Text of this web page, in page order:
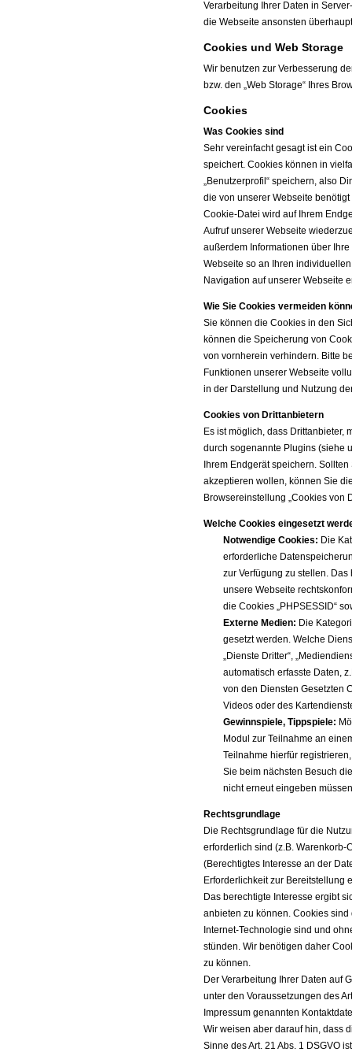
Verarbeitung Ihrer Daten in
die Webseite ansonsten
Cookies und Web Storage
Wir benutzen zur Verbesserung
bzw. den „Web Storage“ Ihres
Cookies
Was Cookies sind
Sehr vereinfacht gesagt ist ein
speichert. Cookies können in
„Benutzerprofil“ speichern, also
die von unserer Webseite
Cookie-Datei wird auf Ihrem
Aufruf unserer Webseite
außerdem Informationen über
Webseite so an Ihren
Navigation auf unserer Webseite
Wie Sie Cookies vermeiden
Sie können die Cookies in den
können die Speicherung von
von vornherein verhindern. Bitte
Funktionen unserer Webseite
in der Darstellung und Nutzung
Cookies von Drittanbietern
Es ist möglich, dass Drittanbieter,
durch sogenannte Plugins (siehe
Ihrem Endgerät speichern.
akzeptieren wollen, können Sie
Browsereinstellung „Cookies von
Welche Cookies eingesetzt
Notwendige Cookies: Die
erforderliche
zur Verfügung zu stellen.
unsere Webseite
die Cookies „PHPSESSID“
Externe Medien: Die
gesetzt werden. Welche
„Dienste Dritter“,
automatisch erfasste Daten,
von den Diensten Gesetzten
Videos oder des
Gewinnspiele, Tippspiele:
Modul zur Teilnahme an
Teilnahme hierfür
Sie beim nächsten Besuch
nicht erneut eingeben
Rechtsgrundlage
Die Rechtsgrundlage für die
erforderlich sind (z.B. Warenkorb-
(Berechtigtes Interesse an der
Erforderlichkeit zur Bereitstellung
Das berechtigte Interesse ergibt
anbieten zu können. Cookies
Internet-Technologie sind und
stünden. Wir benötigen daher
zu können.
Der Verarbeitung Ihrer Daten auf
unter den Voraussetzungen des
Impressum genannten
Wir weisen aber darauf hin, dass
Sinne des Art. 21 Abs. 1 DSGVO